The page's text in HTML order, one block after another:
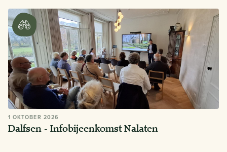
1 OKTOBER 2026
Dalfsen - Infobijeenkomst Nalaten